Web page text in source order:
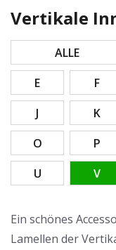
Vertikale
ALLE
E
F
J
K
O
P
U
V
Ein schönes
Lamellen der